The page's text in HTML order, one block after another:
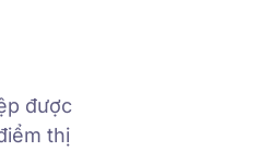
được
thị